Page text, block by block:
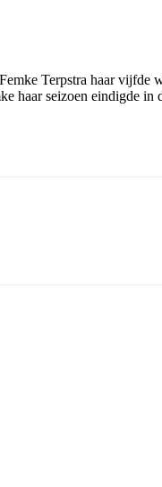
Terpstra haar
haar seizoen eindigde in